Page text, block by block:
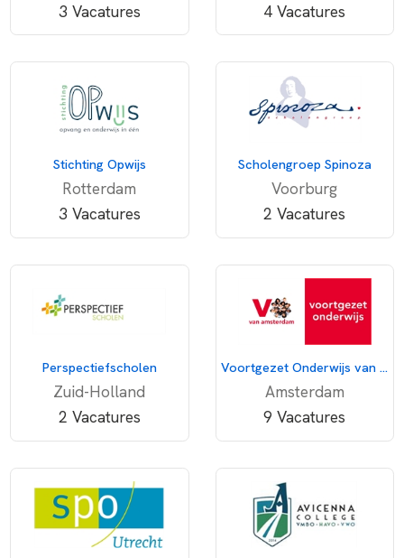
3 Vacatures
4 Vacatures
Stichting Opwijs
Rotterdam
3 Vacatures
Scholengroep Spinoza
Voorburg
2 Vacatures
Perspectiefscholen
Zuid-Holland
2 Vacatures
Voortgezet Onderwijs van Amsterdam
Amsterdam
9 Vacatures